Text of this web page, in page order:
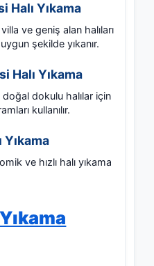
Halı Yıkama
ve geniş alan halıları
şekilde yıkanır.
Halı Yıkama
dokulu halılar için
kullanılır.
ve hızlı halı yıkama